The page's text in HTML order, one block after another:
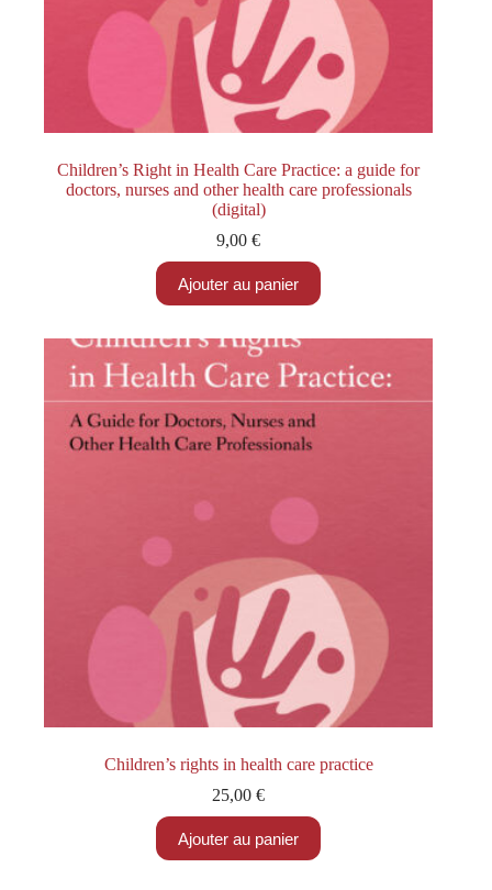
Children’s Right in Health Care Practice: a guide for
doctors, nurses and other health care professionals
(digital)
9,00€
Ajouter au panier
Children’s rights in health care practice
25,00€
Ajouter au panier